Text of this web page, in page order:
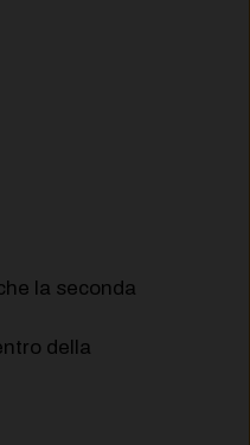
la seconda
della